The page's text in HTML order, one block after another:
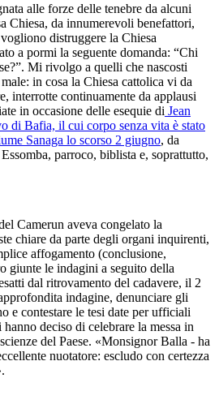
alle forze delle tenebre da alcuni
Chiesa, da innumerevoli benefattori,
distruggere la Chiesa
a pormi la seguente domanda: “Chi
Mi rivolgo a quelli che nascosti
in cosa la Chiesa cattolica vi da
interrotte continuamente da applausi
in occasione delle esequie di Jean
di Bafia, il cui corpo senza vita è stato
Sanaga lo scorso 2 giugno, da
parroco, biblista e, soprattutto,
Camerun aveva congelato la
chiare da parte degli organi inquirenti,
affogamento (conclusione,
giunte le indagini a seguito della
dal ritrovamento del cadavere, il 2
indagine, denunciare gli
e contestare le tesi date per ufficiali
deciso di celebrare la messa in
del Paese. «Monsignor Balla - ha
nuotatore: escludo con certezza